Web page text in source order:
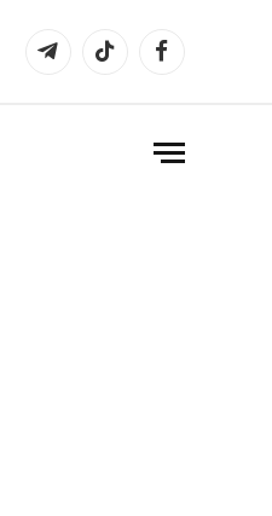
فيسبوكتيكتوكتيلقرام